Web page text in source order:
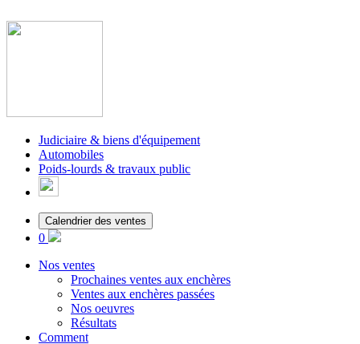
Judiciaire & biens d'équipement
Automobiles
Poids-lourds & travaux public
Calendrier des ventes
0
Nos ventes
Prochaines ventes aux enchères
Ventes aux enchères passées
Nos oeuvres
Résultats
Comment